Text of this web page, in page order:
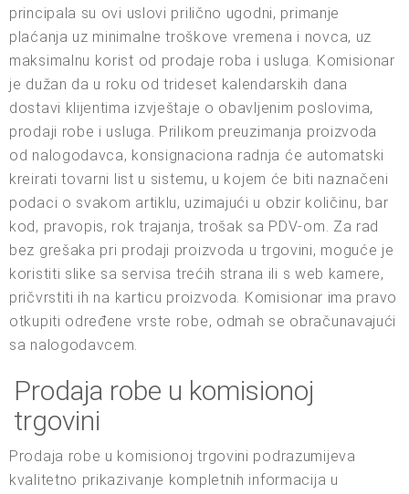
principala su ovi uslovi prilično ugodni, primanje
plaćanja uz minimalne troškove vremena i novca, uz
maksimalnu korist od prodaje roba i usluga. Komisionar
je dužan da u roku od trideset kalendarskih dana
dostavi klijentima izvještaje o obavljenim poslovima,
prodaji robe i usluga. Prilikom preuzimanja proizvoda
od nalogodavca, konsignaciona radnja će automatski
kreirati tovarni list u sistemu, u kojem će biti naznačeni
podaci o svakom artiklu, uzimajući u obzir količinu, bar
kod, pravopis, rok trajanja, trošak sa PDV-om. Za rad
bez grešaka pri prodaji proizvoda u trgovini, moguće je
koristiti slike sa servisa trećih strana ili s web kamere,
pričvrstiti ih na karticu proizvoda. Komisionar ima pravo
otkupiti određene vrste robe, odmah se obračunavajući
sa nalogodavcem.
Prodaja robe u komisionoj
trgovini
Prodaja robe u komisionoj trgovini podrazumijeva
kvalitetno prikazivanje kompletnih informacija u